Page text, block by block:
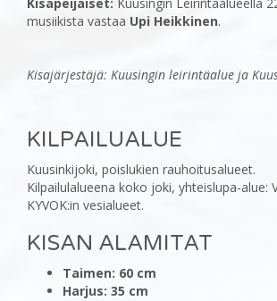
Kisapeijaiset: Kuusingin Leirintäalueella
musiikista vastaa Upi Heikkinen.
Kisajärjestäjä: Kuusingin leirintäalue ja
‎KILPAILUALUE
‎Kuusinkijoki, poislukien rauhoitusalueet.
Kilpailulalueena koko joki, yhteislupa-alue:
KYVOK:in vesialueet.
KISAN ALAMITAT
Taimen: 60 cm
Harjus: 35 cm